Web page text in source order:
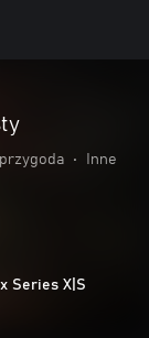
•
Inne
Series X|S